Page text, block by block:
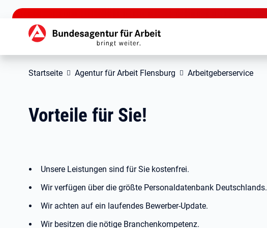
zu den Hauptinhalten springen
Hauptnavigation
Startseite Agentur für Arbeit Flensburg Arbeitgeberservice
Vorteile für Sie!
Unsere Leistungen sind für Sie kostenfrei.
Wir verfügen über die größte Personaldatenbank Deutschlands.
Wir achten auf ein laufendes Bewerber-Update.
Wir besitzen die nötige Branchenkompetenz.